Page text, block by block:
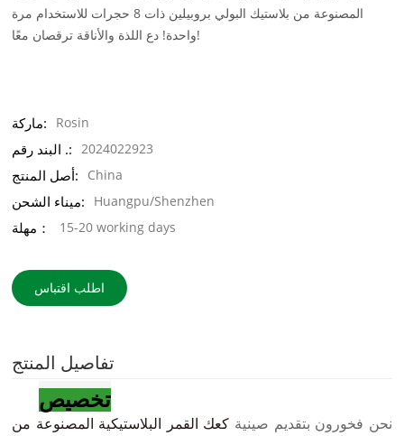
المصنوعة من بلاستيك البولي بروبيلين ذات 8 حجرات للاستخدام مرة
واحدة! دع اللذة والأناقة ترقصان معًا!
ماركة: Rosin
البند رقم .: 2024022923
أصل المنتج: China
ميناء الشحن: Huangpu/Shenzhen
مهلة： 15-20 working days
اطلب اقتباس
تفاصيل المنتج
تخصيص
نحن فخورون بتقديم صينية كعك القمر البلاستيكية المصنوعة من